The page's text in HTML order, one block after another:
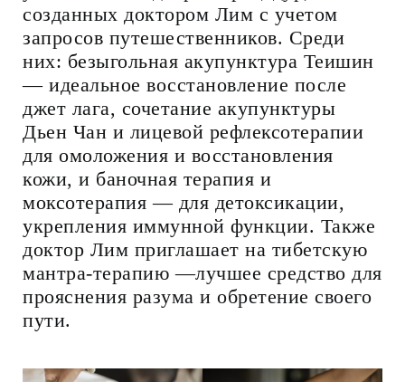
созданных доктором Лим с учетом
запросов путешественников. Среди
них: безыгольная акупунктура Теишин
— идеальное восстановление после
джет лага, сочетание акупунктуры
Дьен Чан и лицевой рефлексотерапии
для омоложения и восстановления
кожи, и баночная терапия и
моксотерапия — для детоксикации,
укрепления иммунной функции. Также
доктор Лим приглашает на тибетскую
мантра-терапию —лучшее средство для
прояснения разума и обретение своего
пути.